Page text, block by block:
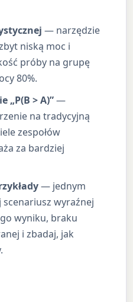
— narzędzie
niską moc i
próby na grupę
80%.
„P(B > A)”—
na tradycyjną
zespołów
za bardziej
— jednym
scenariusz wyraźnej
wyniku, braku
i zbadaj, jak